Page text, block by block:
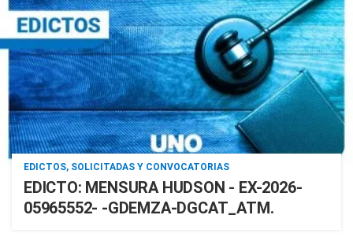
EDICTOS, SOLICITADAS Y CONVOCATORIAS
EDICTO: MENSURA HUDSON - EX-2026-
05965552- -GDEMZA-DGCAT_ATM.